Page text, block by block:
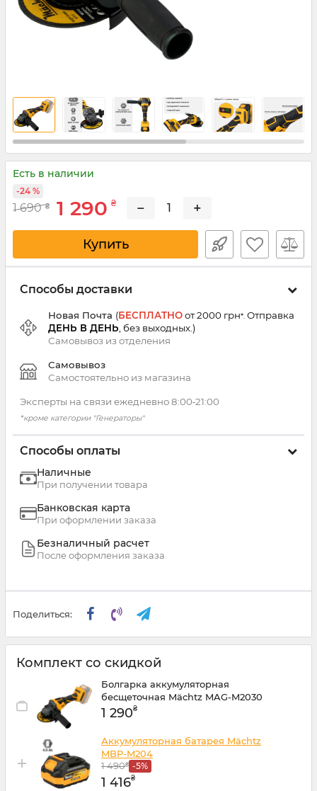
Есть в наличии
1 690 ₴ 1 290 ₴
-24 %
− +
Купить
Способы доставки
Новая Почта (БЕСПЛАТНОот 2000 грн*. Отправка
ДЕНЬ В ДЕНЬ , без выходных.)
Самовывоз изотделения
Самовывоз
Самостоятельно из магазина
Эксперты на связи ежедневно 8:00‑21:00
*кроме категории "Генераторы"
Способы оплаты
Наличные
При получении товара
Банковская карта
При оформлении заказа
Безналичный расчет
После оформления заказа
Поделиться:
Комплект со скидкой
Болгарка аккумуляторная
бесщеточная Mächtz MAG-M2030
1 290₴
+
Аккумуляторная батарея Mächtz
MBP-M204
1 490₴ -5%
1 416₴